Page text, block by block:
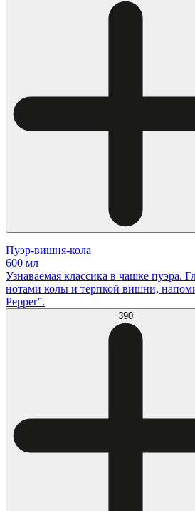
Пуэр-вишня-кола
600 мл
Узнаваемая классика в чашке пуэра.
нотами колы и терпкой вишни,
Pepper”.
390